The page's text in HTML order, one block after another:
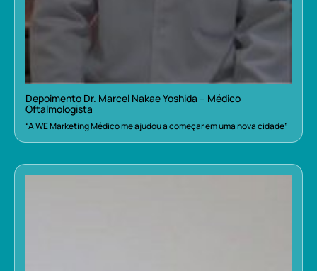
Depoimento Dr. Marcel Nakae Yoshida – Médico
Oftalmologista
“A WE Marketing Médico me ajudou a começar em uma nova cidade”